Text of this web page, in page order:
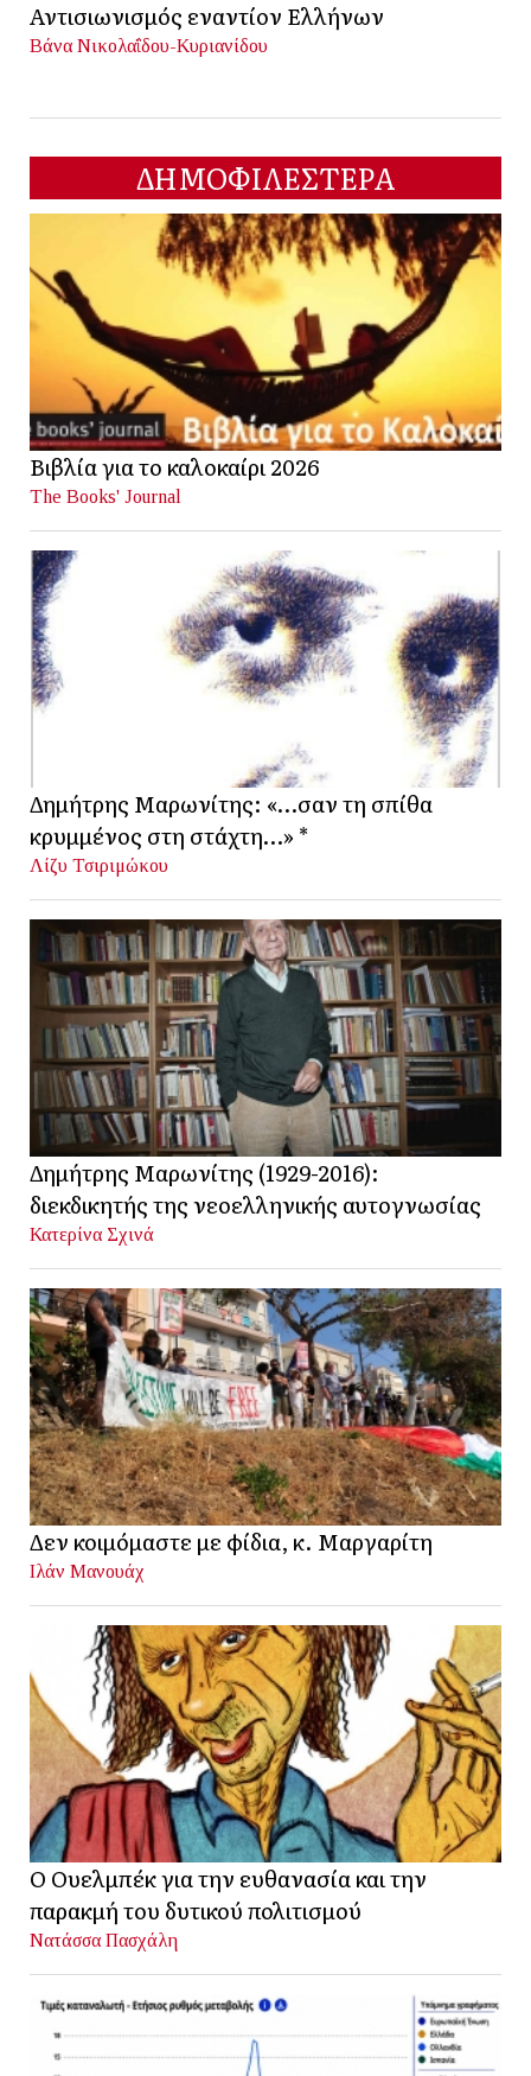
Αντισιωνισμός εναντίον Ελλήνων
Βάνα Νικολαΐδου-Κυριανίδου
ΔΗΜΟΦΙΛΕΣΤΕΡΑ
Βιβλία για το καλοκαίρι 2026
The Books' Journal
Δημήτρης Μαρωνίτης: «…σαν τη σπίθα
κρυμμένος στη στάχτη…» *
Λίζυ Τσιριμώκου
Δημήτρης Μαρωνίτης (1929-2016):
διεκδικητής της νεοελληνικής αυτογνωσίας
Κατερίνα Σχινά
Δεν κοιμόμαστε με φίδια, κ. Μαργαρίτη
Ιλάν Μανουάχ
Ο Ουελμπέκ για την ευθανασία και την
παρακμή του δυτικού πολιτισμού
Νατάσσα Πασχάλη